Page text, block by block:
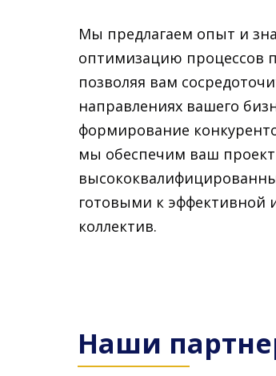
Мы предлагаем опыт и
оптимизацию процессов
позволяя вам
направлениях вашего
формирование
мы обеспечим ваш проект
готовыми к эффективной
коллектив.
Наши